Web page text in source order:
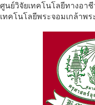
ศูนย์วิจัยเทคโนโลยีทางอา
เทคโนโลยีพระจอมเกล้าพ